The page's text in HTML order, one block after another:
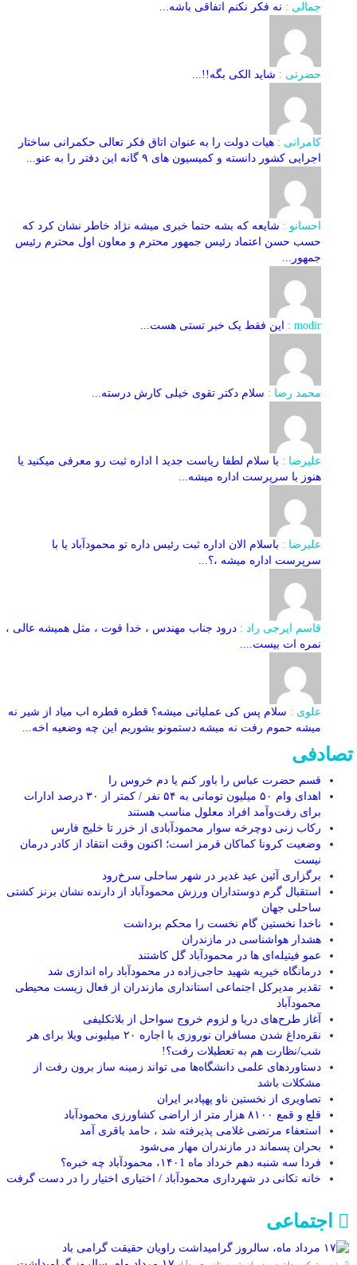
جمالی : نه فکر نکنم اتفاقی باشه...
حضرتی : شاید الکی بگه!!...
کامرانی : هیات دولت را به عنوان اتاق فکر تعالی حکمرانی ساختار
اجرایی کشور دانسته و کمیسیون های ۹ گانه این دفتر را به عنو...
احسانو : شایعه که بشه حتما خبری میشه نژاد خاطر نشان کرد که
حسب حسن اعتماد رئیس جمهور محترم و معاون اول محترم رئیس
جمهور...
modir : این فقط یک خبر تستی هست...
محمد رضا : سلام دکتر تقوی خیلی کارش درسته...
علیرضا : با سلام لطفا ریاست جدید ا اداره ثبت‌ رو معرفی میکنید یا
هنوز با سرپرست اداره‌ میشه...
علیرضا : باسلام الان اداره ثبت رئیس داره تو محمودآباد یا با
سرپرست اداره میشه ،؟...
قاسم ایرجی راد : درود جناب مهندس ، خدا قوت ، مثل همیشه عالی ،
نمره ات بیست....
علوی : سلام پس کی عملیاتی میشه؟ قطره قطره اب میاد از شیر نه
میشه حموم رفت نه میشه دستمونو بشوریم این چه وضعیه اخه...
تصادفی
قسم حضرت عباس را باور کنم یا دم خروس را
اهدای وام ۵۰ میلیون تومانی به ۵۴ نفر / کمتر از ۳۰ درصد ادارات
برای رفت‌و‌آمد افراد معلول مناسب هستند
رکاب زنی دوچرخه سوار محمودآبادی از خزر تا خلیج فارس
وضعیت کرونا کماکان قرمز است؛ اکنون وقت انتقاد از کادر درمان
نیست
برگزاری آئین عید غدیر در شهر ساحلی سرخ‌رود
استقبال گرم دوستداران ورزش محمودآباد از دارنده نشان برنز کشتی
ساحلی جهان
ناخدا نخستین گام نخست را محکم برداشت
هشدار هواشناسی در مازندران
عمو فیتیله‌ای ها در محمودآباد گل کاشتند
درمانگاه خیریه شهید حاجی‌زاده در محمودآباد راه اندازی شد
تقدیر مدیرکل اجتماعی استانداری مازندران از فعال زیست محیطی
محمودآباد
آغاز طرح‌های دریا و لزوم خروج سواحل از بلاتکلیفی
نقره‌داغ شدن مسافران نوروزی با اجاره ۲۰ میلیونی ویلا برای هر
شب/نظارت هم به تعطیلات رفت؟!
دستاوردهای علمی دانشگاه‌ها می تواند زمینه ساز برون رفت از
مشکلات باشد
تصاویری از نخستین ناو پهپادبر ایران
قلع و قمع ۸۱۰۰ هزار متر از اراضی کشاورزی محمودآباد
استعفاء مرتضی غلامی پذیرفته شد ، حامد باقری آمد
بحران پسماند در مازندران مهار می‌شود
فردا سه شنبه دهم خرداد ماه ۱۴۰1، محمودآباد چه خبره؟
خانه تکانی در شهرداری محمودآباد / اختیاری اختیار را در دست گرفت
اجتماعی